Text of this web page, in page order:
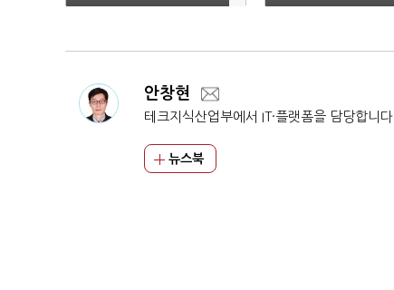
HMGMA 투입
안창현
테크지식산업부에서 IT·플랫폼을 담당합니다
뉴스북